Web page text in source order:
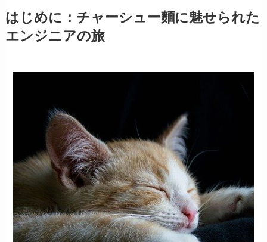
はじめに：チャーシュー麵に魅せられた
エンジニアの旅